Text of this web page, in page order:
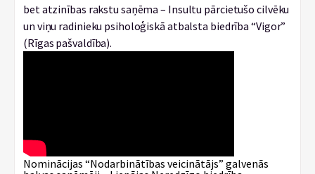
bet atzinības rakstu saņēma – Insultu pārcietušo cilvēku
un viņu radinieku psiholoģiskā atbalsta biedrība “Vigor”
(Rīgas pašvaldība).
Nominācijas “Nodarbinātības veicinātājs” galvenās